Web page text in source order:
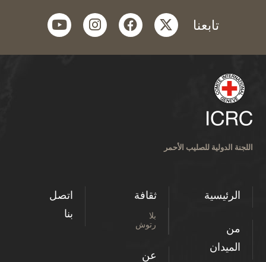
تابعنا twitter
facebook
instagram
youtube
اللجنة الدولية للصليب الأحمر
الرئيسية
من
الميدان
ثقافة
بلا
رتوش
عن
اتصل
بنا